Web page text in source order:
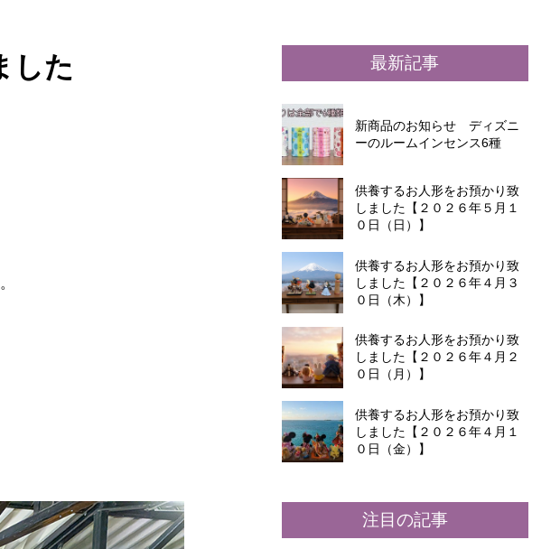
最新記事
新商品のお知らせ ディズニ
ーのルームインセンス6種
供養するお人形をお預かり致
しました【２０２６年５月１
０日（日）】
供養するお人形をお預かり致
しました【２０２６年４月３
０日（木）】
供養するお人形をお預かり致
しました【２０２６年４月２
０日（月）】
供養するお人形をお預かり致
しました【２０２６年４月１
０日（金）】
注目の記事